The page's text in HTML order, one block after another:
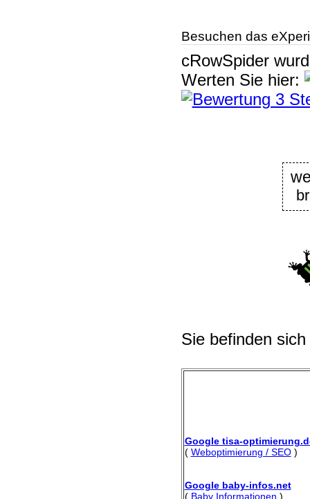
Besuchen das
cRowSpider
Werten Sie hier:
Sie befinden
Google tisa-
( Weboptimierung / SEO)
Google baby-infos.net
( Baby Informationen )